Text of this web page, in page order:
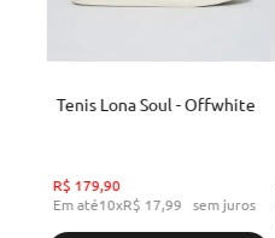
Tenis Lona Soul - Offwhite
R$ 179,90
Em até10xR$ 17,99 sem juros